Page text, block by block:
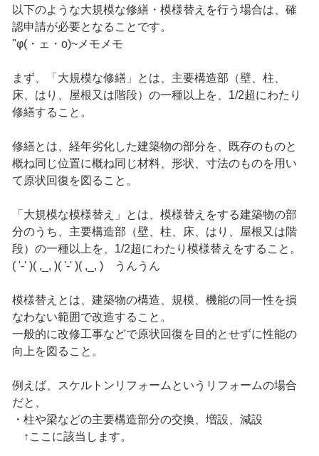
以下のような大規模な修繕・模様替えを行う場合は、確
認申請が必要となることです。
"φ(・ェ・o)~メモメモ
まず、「大規模な修繕」とは、主要構造部（壁、柱、
床、はり、屋根又は階段）の一種以上を、1/2超にわたり
修繕すること。
修繕とは、経年劣化した建築物の部分を、既存のものと
概ね同じ位置に概ね同じ材料、形状、寸法のものを用い
て原状回復を図ること。
「大規模な模様替え」とは、模様替えをする建築物の部
分のうち、主要構造部（壁、柱、床、はり、屋根又は階
段）の一種以上を、1/2超にわたり模様替えをすること。
( '-' )( ,_, )( '-' )( ,_, ) うんうん
模様替えとは、建築物の構造、規模、機能の同一性を損
なわない範囲で改造すること。
一般的に改修工事などで原状回復を目的とせずに性能の
向上を図ること。
例えば、スケルトンリフォームというリフォームの場合
だと、
・柱や梁などの主要構造部分の交換、増設、減設
↑ここに該当します。